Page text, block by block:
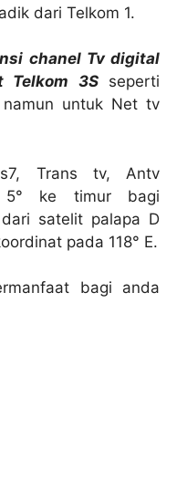
dari Telkom 1.
chanel Tv digital
Telkom 3Sseperti
namun untuk Net tv
Trans tv, Antv
5° ke timur bagi
satelit palapa D
pada 118° E.
bagi anda